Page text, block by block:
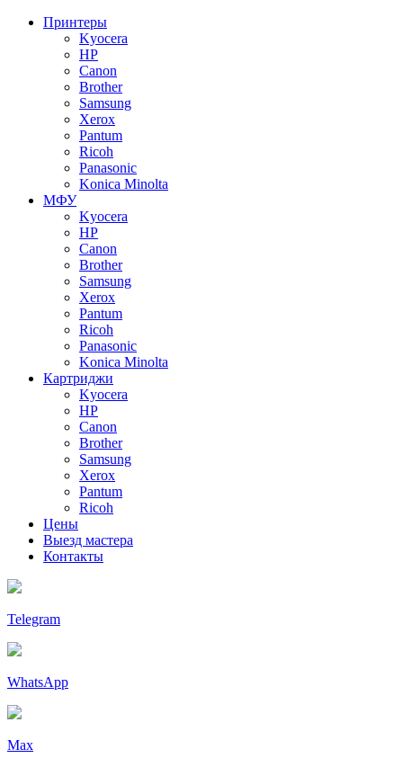
Принтеры
Kyocera
HP
Canon
Brother
Samsung
Xerox
Pantum
Ricoh
Panasonic
Konica Minolta
МФУ
Kyocera
HP
Canon
Brother
Samsung
Xerox
Pantum
Ricoh
Panasonic
Konica Minolta
Картриджи
Kyocera
HP
Canon
Brother
Samsung
Xerox
Pantum
Ricoh
Цены
Выезд мастера
Контакты
Telegram
WhatsApp
Max